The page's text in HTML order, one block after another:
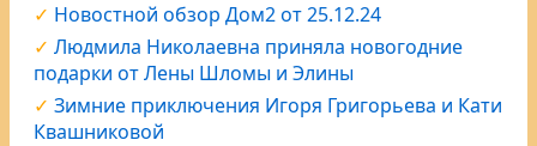
Новостной обзор Дом2 от 25.12.24
Людмила Николаевна приняла новогодние
подарки от Лены Шломы и Элины
Зимние приключения Игоря Григорьева и Кати
Квашниковой